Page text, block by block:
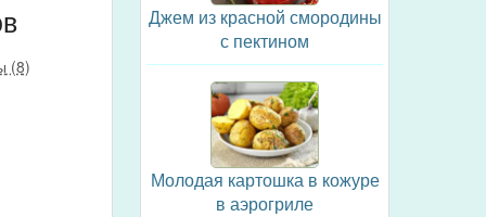
(8)
Джем из красной смородины
с пектином
Молодая картошка в кожуре
в аэрогриле